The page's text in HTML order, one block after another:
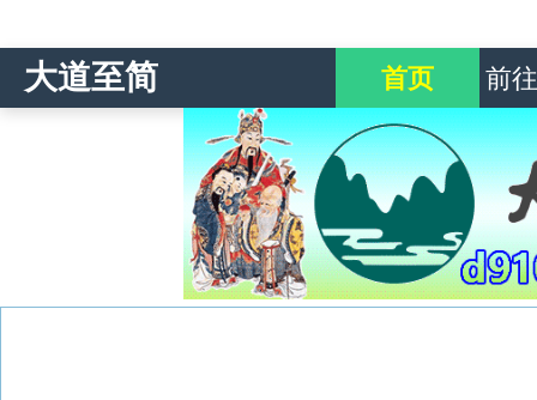
大道至简 首页 前